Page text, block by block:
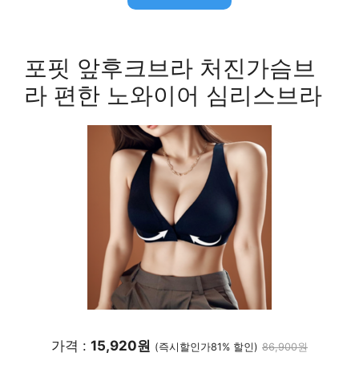
포핏 앞후크브라 처진가슴브
라 편한 노와이어 심리스브라
가격 : 15,920원 (즉시할인가81% 할인) 86,900원